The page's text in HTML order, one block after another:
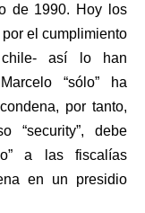
de 1990. Hoy los
el cumplimiento
así lo han
“sólo” ha
por tanto,
“security”, debe
a las fiscalías
en un presidio